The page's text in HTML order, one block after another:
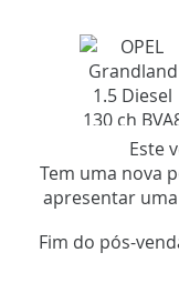
Este
Tem uma nova
apresentar
Fim do pós-